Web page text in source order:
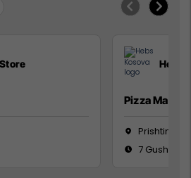
Hebs
Pizza Man
Prishtinë
7 Gusht